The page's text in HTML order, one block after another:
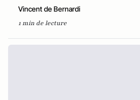
Vincent de Bernardi
1 min de lecture